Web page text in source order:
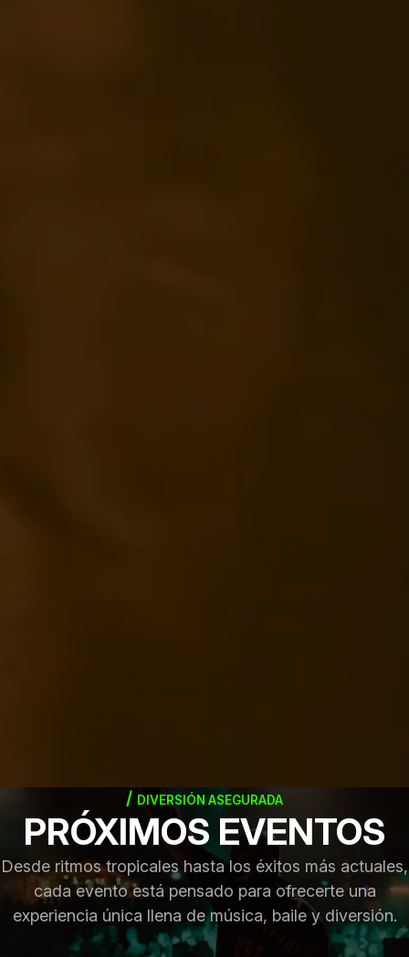
DIVERSIÓN ASEGURADA
PRÓXIMOS EVENTOS
Desde ritmos tropicales hasta los éxitos más actuales,
cada evento está pensado para ofrecerte una
experiencia única llena de música, baile y diversión.